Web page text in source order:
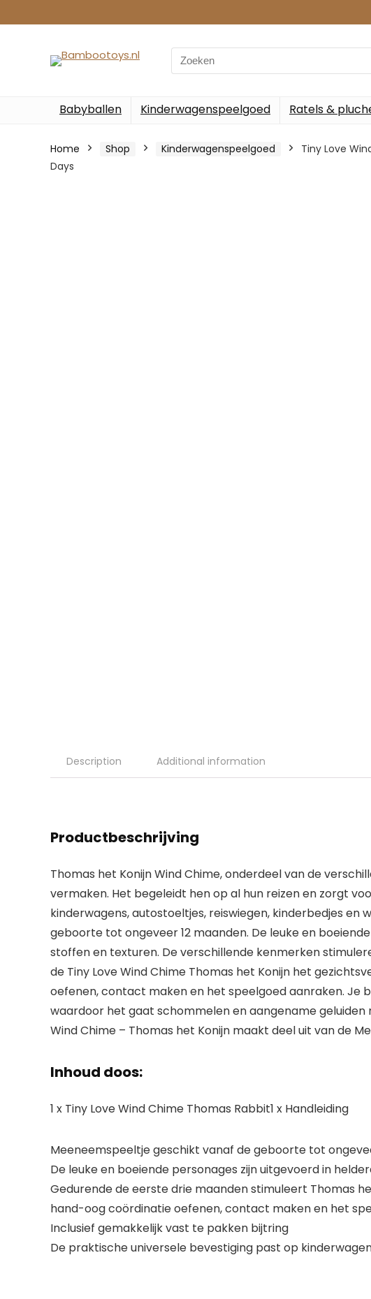
Search
for:
Babyballen Kinderwagenspeelgoed Ratels &
Home Shop Kinderwagenspeelgoed
Tiny Love
Days
Description Additional information
Productbeschrijving
Thomas het Konijn Wind Chime, onderdeel van de
vermaken. Het begeleidt hen op al hun reizen en zorgt
kinderwagens, autostoeltjes, reiswiegen, kinderbedjes
geboorte tot ongeveer 12 maanden. De leuke en
stoffen en texturen. De verschillende kenmerken
de Tiny Love Wind Chime Thomas het Konijn het
oefenen, contact maken en het speelgoed aanraken. Je
waardoor het gaat schommelen en aangename
Wind Chime – Thomas het Konijn maakt deel uit van de
Inhoud doos:
1 x Tiny Love Wind Chime Thomas Rabbit1 x Handleiding
Meeneemspeeltje geschikt vanaf de geboorte tot
De leuke en boeiende personages zijn uitgevoerd in
Gedurende de eerste drie maanden stimuleert Thomas
hand-oog coördinatie oefenen, contact maken en het
Inclusief gemakkelijk vast te pakken bijtring
De praktische universele bevestiging past op